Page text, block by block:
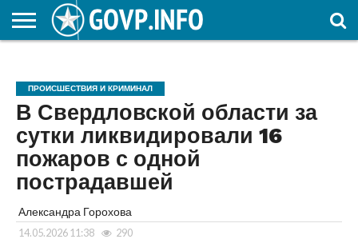
ОБРАЗОВАНИЕ
ПРОИСШЕСТВИЯ И КРИМИНАЛ
В Свердловской области за
сутки ликвидировали 16
пожаров с одной
пострадавшей
Александра Горохова
14.05.2026 11:38 290